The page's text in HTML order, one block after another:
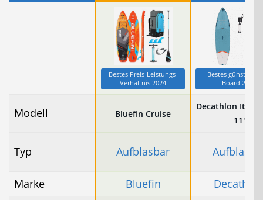
Bestes Preis-Leistungs-
Verhältnis 2024
Bestes günstiges
Board 2024
Modell Bluefin Cruise
Decathlon Itiwit
11′
Typ Aufblasbar
Marke Bluefin